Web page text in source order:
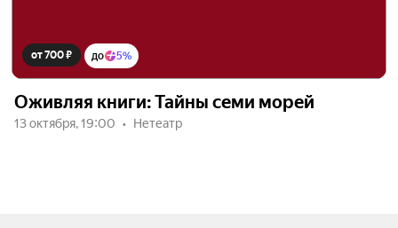
от 700 ₽ до 5%
Оживляя книги: Тайны семи морей
13 октября, 19:00 Нетеатр